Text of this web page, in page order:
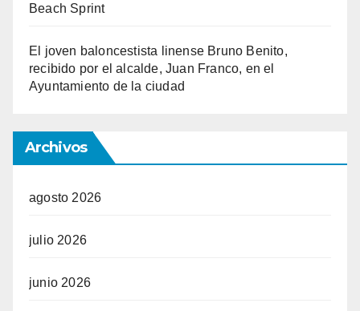
Beach Sprint
El joven baloncestista linense Bruno Benito,
recibido por el alcalde, Juan Franco, en el
Ayuntamiento de la ciudad
Archivos
agosto 2026
julio 2026
junio 2026